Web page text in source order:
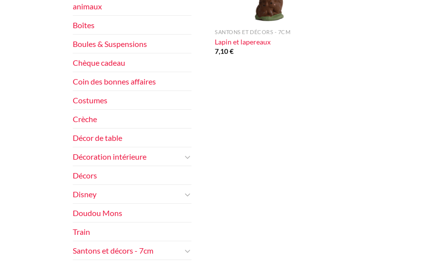
animaux
Boîtes
Boules & Suspensions
Chèque cadeau
Coin des bonnes affaires
Costumes
Crèche
Décor de table
Décoration intérieure
Décors
Disney
Doudou Mons
Train
Santons et décors - 7cm
SANTONS ET DÉCORS - 7CM
Lapin et lapereaux
7,10€